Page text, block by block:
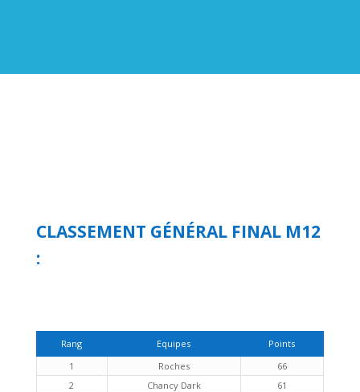
CLASSEMENT GÉNÉRAL FINAL M12
:
Rang Equipes
Points
1
Roches
66
2
Chancy Dark
61